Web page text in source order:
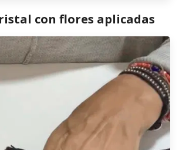
con flores aplicadas